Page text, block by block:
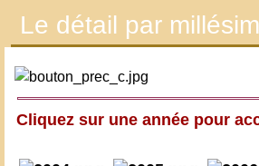
Le détail par
Cliquez sur une année pour